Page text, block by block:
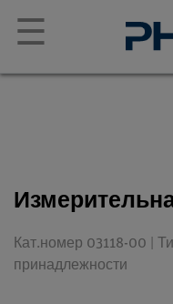
☰
Кат.номер 03118-00 |
принадлежности